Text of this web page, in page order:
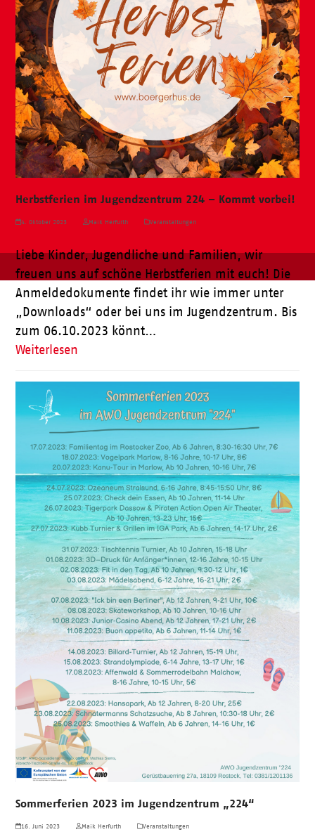
Herbstferien im Jugendzentrum 224 – Kommt vorbei!
4. Oktober 2023 Maik Herfurth Veranstaltungen
Liebe Kinder, Jugendliche und Familien, wir
freuen uns auf schöne Herbstferien mit euch! Die
Anmeldedokumente findet ihr wie immer unter
„Downloads“ oder bei uns im Jugendzentrum. Bis
zum 06.10.2023 könnt…
Weiterlesen
Sommerferien 2023 im Jugendzentrum „224“
16. Juni 2023 Maik Herfurth Veranstaltungen